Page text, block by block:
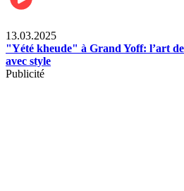
13.03.2025
"Yété kheude" à Grand Yoff: l’art
avec style
Publicité